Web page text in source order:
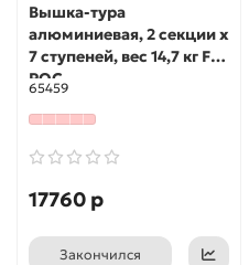
Вышка-тура
алюминиевая, 2 секции х
7 ступеней, вес 14,7 кг FIT
РОС
65459
17760 р
Закончился